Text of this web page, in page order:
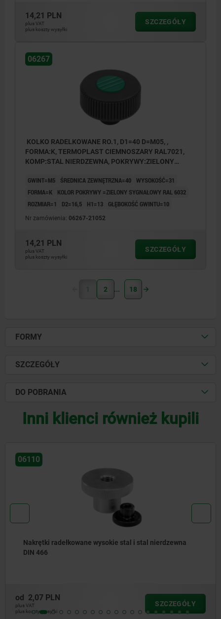
14,21 PLN
plus VAT
plus koszty wysyłki
SZCZEGÓŁY
06267
KOLKO RADELKOWANE RO.1, D1=40 D=M05, ,
FORMA:K, TERMOPLAST CIEMNOSZARY RAL7021,
KOMP:STAL NIERDZEWNA, POKRYWY:ZIELONY
GWINT=M5 ŚREDNICA ZEWNĘTRZNA=40 WYSOKOŚĆ=31
FORMA=K
KOLOR POKRYWY =ZIELONY SYGNAŁOWY RAL 6032
ROZMIAR=1
D2=16,5 H1=13 GŁĘBOKOŚĆ GWINTU=10
Nr zamówienia: 06267-21052
14,21 PLN
plus VAT
plus koszty wysyłki
SZCZEGÓŁY
1 2 18
FORMY
SZCZEGÓŁY
DO POBRANIA
Inni klienci również kupili
06110
Nakrętki radełkowane wysokie stal i stal nierdzewna
DIN 466
od 2,07 PLN
plus VAT
plus koszty wysyłki
SZCZEGÓŁY